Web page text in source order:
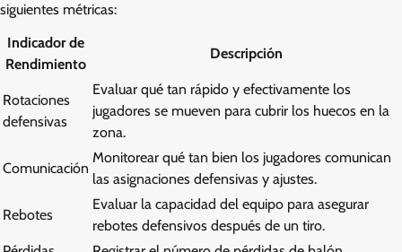
siguientes métricas:
Indicador de
Rendimiento
Descripción
Rotaciones
defensivas
Evaluar qué tan rápido y efectivamente los
jugadores se mueven para cubrir los huecos en la
zona.
Comunicación
Monitorear qué tan bien los jugadores comunican
las asignaciones defensivas y ajustes.
Rebotes
Evaluar la capacidad del equipo para asegurar
rebotes defensivos después de un tiro.